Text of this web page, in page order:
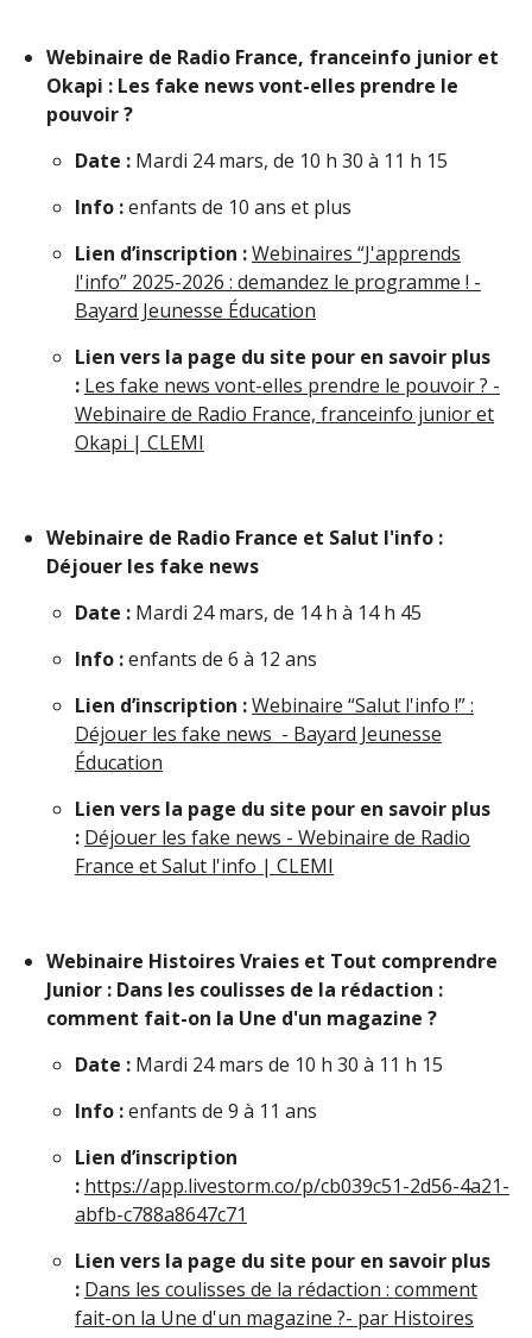
Webinaire de Radio France, franceinfo junior et
Okapi : Les fake news vont-elles prendre le
pouvoir ?
Date : Mardi 24 mars, de 10 h 30 à 11 h 15
Info :enfants de 10 ans et plus
Lien d’inscription :Webinaires “J'apprends
l'info” 2025-2026 : demandez le programme ! -
Bayard Jeunesse Éducation
Lien vers la page du site pour en savoir plus
: Les fake news vont-elles prendre le pouvoir ? -
Webinaire de Radio France, franceinfo junior et
Okapi | CLEMI
Webinaire de Radio France et Salut l'info :
Déjouer les fake news
Date : Mardi 24 mars, de 14 h à 14 h 45
Info :enfants de 6 à 12 ans
Lien d’inscription :Webinaire “Salut l'info !” :
Déjouer les fake news - Bayard Jeunesse
Éducation
Lien vers la page du site pour en savoir plus
: Déjouer les fake news - Webinaire de Radio
France et Salut l'info | CLEMI
Webinaire Histoires Vraies et Tout comprendre
Junior : Dans les coulisses de la rédaction :
comment fait-on la Une d'un magazine ?
Date : Mardi 24 mars de 10 h 30 à 11 h 15
Info :enfants de 9 à 11 ans
Lien d’inscription
: https://app.livestorm.co/p/cb039c51-2d56-4a21-
abfb-c788a8647c71
Lien vers la page du site pour en savoir plus
: Dans les coulisses de la rédaction : comment
fait-on la Une d'un magazine ?- par Histoires